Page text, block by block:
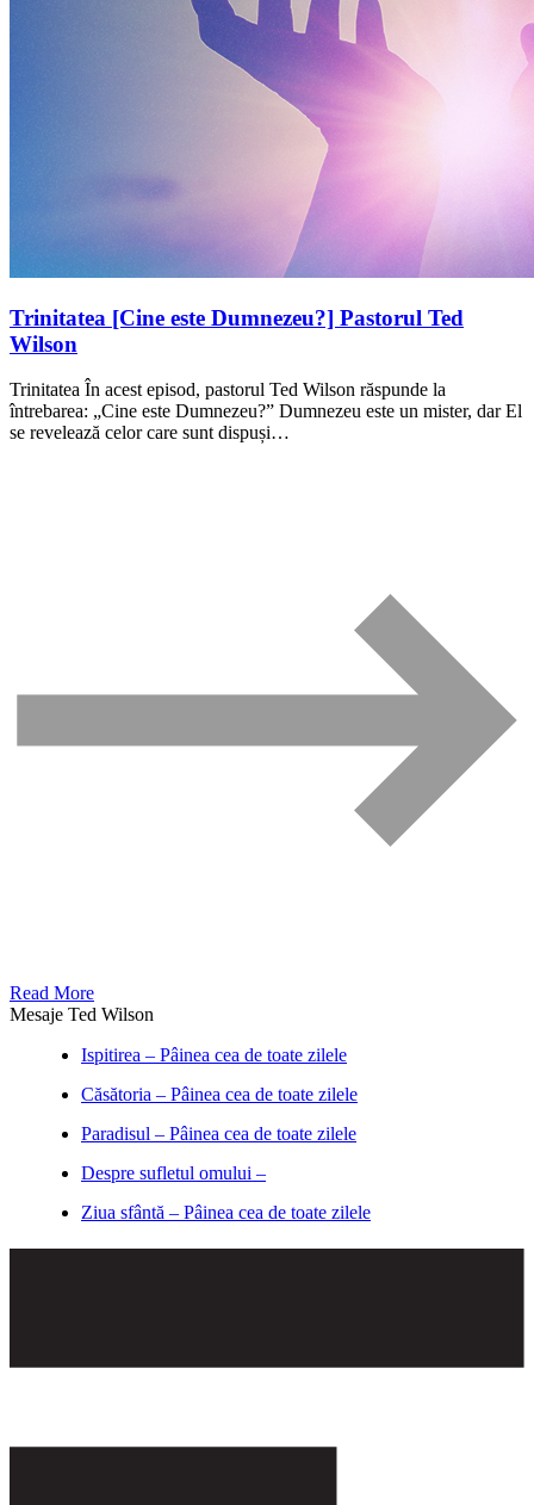
Trinitatea [Cine este Dumnezeu?] Pastorul Ted
Wilson
Trinitatea În acest episod, pastorul Ted Wilson răspunde la
întrebarea: „Cine este Dumnezeu?” Dumnezeu este un mister, dar El
se revelează celor care sunt dispuși…
Read More
Mesaje Ted Wilson
Ispitirea – Pâinea cea de toate zilele
Căsătoria – Pâinea cea de toate zilele
Paradisul – Pâinea cea de toate zilele
Despre sufletul omului –
Ziua sfântă – Pâinea cea de toate zilele